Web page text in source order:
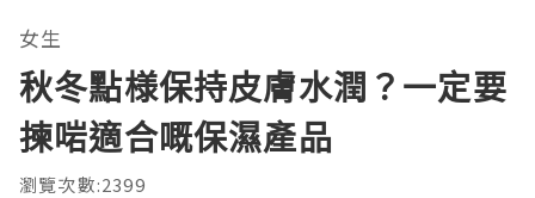
女生
秋冬點様保持皮膚水潤？一定要
揀啱適合嘅保濕產品
瀏覽次數:2399